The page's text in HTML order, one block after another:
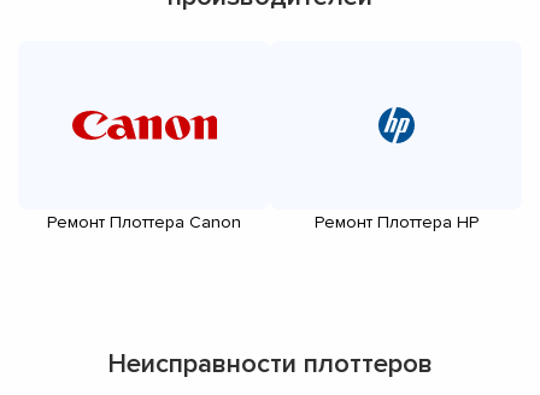
Ремонт Плоттера Canon Ремонт Плоттера HP
Неисправности плоттеров